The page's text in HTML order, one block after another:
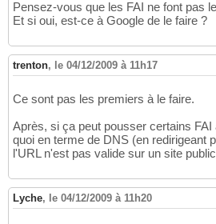
Pensez-vous que les FAI ne font pas
Et si oui, est-ce à Google de le faire ?
trenton, le 04/12/2009 à 11h17
Ce sont pas les premiers à le faire.
Après, si ça peut pousser certains
quoi en terme de DNS (en redirigeant
l'URL n'est pas valide sur un site
Lyche, le 04/12/2009 à 11h20